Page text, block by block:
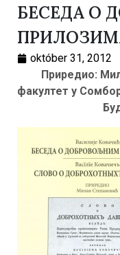
БЕСЕДА О
október 31, 2012
Приредио:
факултет у